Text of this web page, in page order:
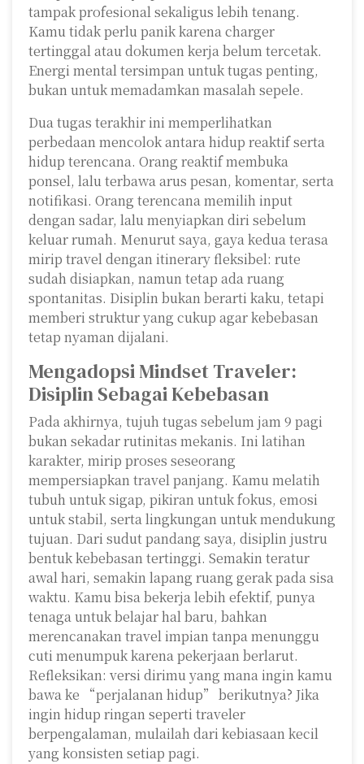
tampak profesional sekaligus lebih tenang.
Kamu tidak perlu panik karena charger
tertinggal atau dokumen kerja belum tercetak.
Energi mental tersimpan untuk tugas penting,
bukan untuk memadamkan masalah sepele.
Dua tugas terakhir ini memperlihatkan
perbedaan mencolok antara hidup reaktif serta
hidup terencana. Orang reaktif membuka
ponsel, lalu terbawa arus pesan, komentar, serta
notifikasi. Orang terencana memilih input
dengan sadar, lalu menyiapkan diri sebelum
keluar rumah. Menurut saya, gaya kedua terasa
mirip travel dengan itinerary fleksibel: rute
sudah disiapkan, namun tetap ada ruang
spontanitas. Disiplin bukan berarti kaku, tetapi
memberi struktur yang cukup agar kebebasan
tetap nyaman dijalani.
Mengadopsi Mindset Traveler:
Disiplin Sebagai Kebebasan
Pada akhirnya, tujuh tugas sebelum jam 9 pagi
bukan sekadar rutinitas mekanis. Ini latihan
karakter, mirip proses seseorang
mempersiapkan travel panjang. Kamu melatih
tubuh untuk sigap, pikiran untuk fokus, emosi
untuk stabil, serta lingkungan untuk mendukung
tujuan. Dari sudut pandang saya, disiplin justru
bentuk kebebasan tertinggi. Semakin teratur
awal hari, semakin lapang ruang gerak pada sisa
waktu. Kamu bisa bekerja lebih efektif, punya
tenaga untuk belajar hal baru, bahkan
merencanakan travel impian tanpa menunggu
cuti menumpuk karena pekerjaan berlarut.
Refleksikan: versi dirimu yang mana ingin kamu
bawa ke “perjalanan hidup” berikutnya? Jika
ingin hidup ringan seperti traveler
berpengalaman, mulailah dari kebiasaan kecil
yang konsisten setiap pagi.